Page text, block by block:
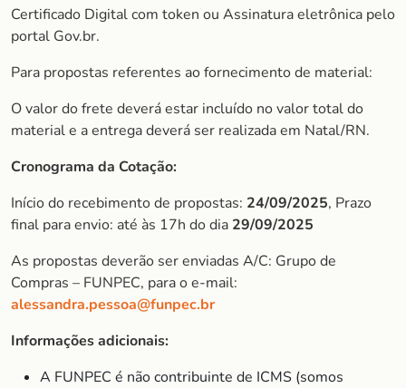
Certificado Digital com token ou Assinatura eletrônica pelo
portal Gov.br.
Para propostas referentes ao fornecimento de material:
O valor do frete deverá estar incluído no valor total do
material e a entrega deverá ser realizada em Natal/RN.
Cronograma da Cotação:
Início do recebimento de propostas: 24/09/2025, Prazo
final para envio: até às 17h do dia 29/09/2025
As propostas deverão ser enviadas A/C: Grupo de
Compras – FUNPEC, para o e-mail:
alessandra.pessoa@funpec.br
Informações adicionais:
A FUNPEC é não contribuinte de ICMS (somos